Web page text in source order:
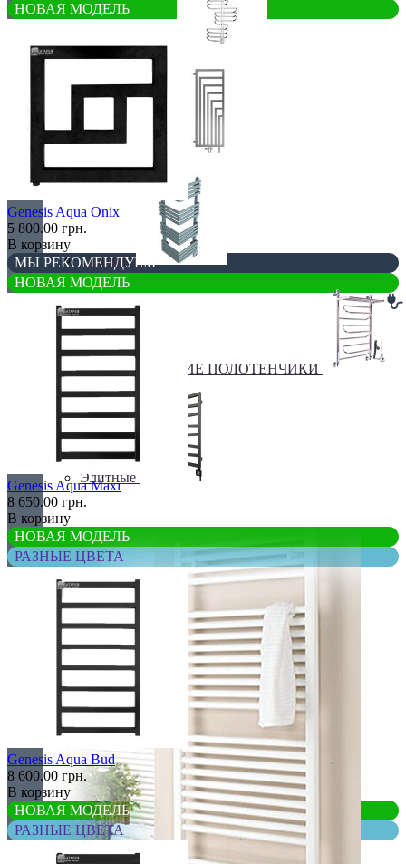
Оригинальные
Угловые
ЭЛЕКТРИЧЕСКИЕ ПОЛОТЕНЧИКИ
Элитные
НОВАЯ МОДЕЛЬ
Genesis Aqua Onix
5 800.00 грн.
В корзину
МЫ РЕКОМЕНДУЕМ
НОВАЯ МОДЕЛЬ
Genesis Aqua Maxi
8 650.00 грн.
В корзину
НОВАЯ МОДЕЛЬ
РАЗНЫЕ ЦВЕТА
Genesis Aqua Bud
8 600.00 грн.
В корзину
НОВАЯ МОДЕЛЬ
РАЗНЫЕ ЦВЕТА